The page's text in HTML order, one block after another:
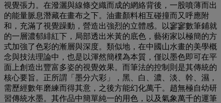
視覺張力。在潑灑與線條交織而成的網絡背後，一股噴薄而出
的能量脈息潛藏在畫布之下。油畫顏料相互碰撞而又呼應附
和，充滿了視覺躁動，營造出強烈的立體感。以寥寥數筆鋪就
的一層濃郁緋紅下，局部透出米黃的底色，藝術家以極簡的方
式加強了色彩的漸層與深度。類似地，在中國山水畫的美學概
念與技法理論中，也是以渾然簡樸為本質，僅以墨色即可在平
面上創造出豐富多姿的視覺效果。而筆法的控制則是其傳統的
核心要旨。正所謂「墨分六彩」，黑、白、濃、淡、幹、濕，
需歷經數年磨練而得其意，之後方能幻化萬千。趙無極自幼研
習傳統水墨。其作品中簡單純一的用色，以及氣象萬千的運筆